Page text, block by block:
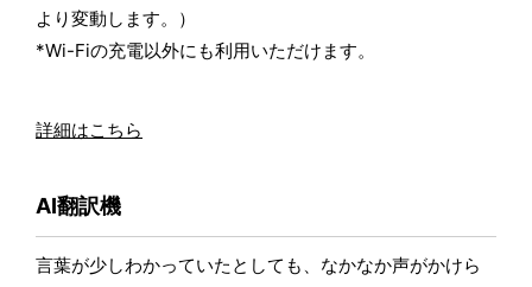
より変動します。）
*Wi-Fiの充電以外にも利用いただけます。
詳細はこちら
AI翻訳機
言葉が少しわかっていたとしても、なかなか声がかけら